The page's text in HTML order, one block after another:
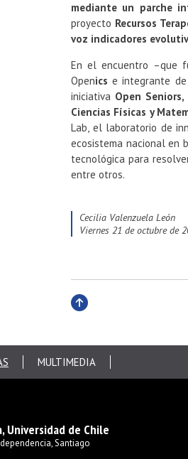
mediante un parche
proyecto Recursos
voz indicadores
En el encuentro –que
Openics e integrante
iniciativa Open
Ciencias Físicas y
Lab, el laboratorio de
ecosistema nacional en
tecnológica para
entre otros.
Cecilia Valenzuela León
viernes 21 de octubre de
MULTIMEDIA
Universidad de Chile
Santiago